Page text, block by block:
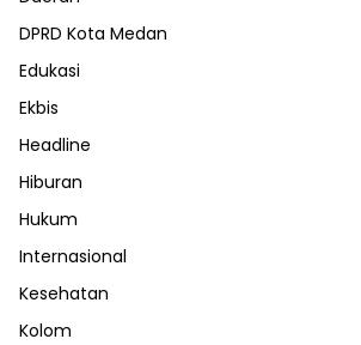
DPRD Kota Medan
Edukasi
Ekbis
Headline
Hiburan
Hukum
Internasional
Kesehatan
Kolom